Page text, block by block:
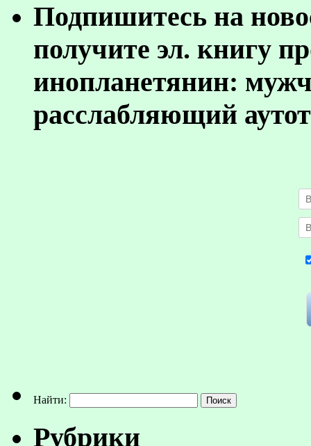
Подпишитесь на
получите эл. книгу
инопланетянин:
расслабляющий
Найти:
Рубрики